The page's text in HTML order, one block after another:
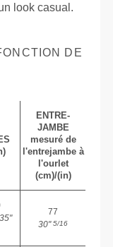
look casual.
DE
ENTRE-
JAMBE
mesuré de
l'entrejambe à
l'ourlet
(cm)/(in)
77
30"5/16